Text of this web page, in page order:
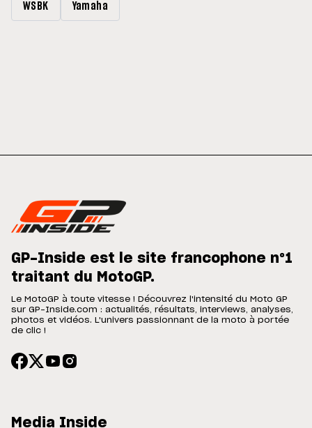
WSBK Yamaha
GP-Inside est le site francophone n°1
traitant du MotoGP.
Le MotoGP à toute vitesse ! Découvrez l'intensité du Moto GP
sur GP-Inside.com : actualités, résultats, interviews, analyses,
photos et vidéos. L'univers passionnant de la moto à portée
de clic !
Media Inside